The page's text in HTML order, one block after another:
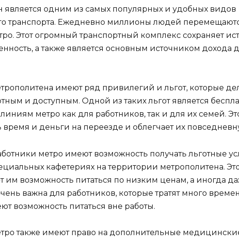
является одним из самых популярных и удобных видов
транспорта. Ежедневно миллионы людей
Этот огромный транспортный комплекс сохраняет
а также является основным источником дохода
имеют ряд привилегий и льгот, которые
и доступным. Одной из таких льгот является
метро как для работников, так и для их семей.
и деньги на переезде и облегчает их
метро имеют возможность получать льготные
кафетериях на территории метрополитена.
им возможность питаться по низким ценам, а иногда
важна для работников, которые тратят много
возможность питаться вне работы.
также имеют право на дополнительные